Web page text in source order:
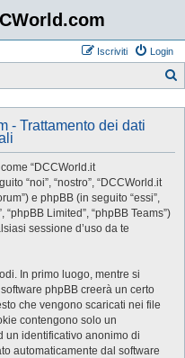
Login
Iscriviti
- Trattamento dei dati
“DCCWorld.it
“noi”, “nostro”, “DCCWorld.it
e phpBB (in seguito “essi”,
“phpBB Limited”, “phpBB Teams”)
sessione d’uso da te
In primo luogo, mentre si
phpBB creerà un certo
che vengono scaricati nei file
contengono solo un
un identificativo anonimo di
automaticamente dal software